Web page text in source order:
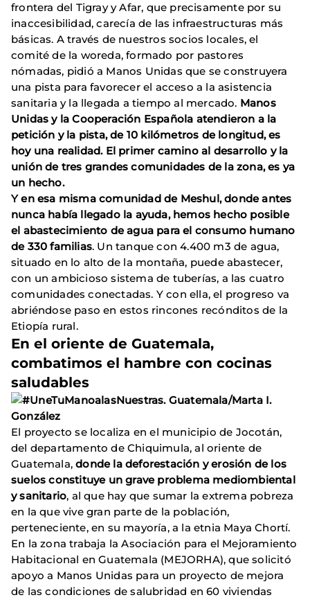
frontera del Tigray y Afar, que precisamente por su
inaccesibilidad, carecía de las infraestructuras más
básicas. A través de nuestros socios locales, el
comité de la woreda, formado por pastores
nómadas, pidió a Manos Unidas que se construyera
una pista para favorecer el acceso a la asistencia
sanitaria y la llegada a tiempo al mercado. Manos
Unidas y la Cooperación Española atendieron a la
petición y la pista, de 10 kilómetros de longitud, es
hoy una realidad. El primer camino al desarrollo y la
unión de tres grandes comunidades de la zona, es ya
un hecho.
Y en esa misma comunidad de Meshul, donde antes
nunca había llegado la ayuda, hemos hecho posible
el abastecimiento de agua para el consumo humano
de 330 familias. Un tanque con 4.400 m3 de agua,
situado en lo alto de la montaña, puede abastecer,
con un ambicioso sistema de tuberías, a las cuatro
comunidades conectadas. Y con ella, el progreso va
abriéndose paso en estos rincones recónditos de la
Etiopía rural.
En el oriente de Guatemala,
combatimos el hambre con cocinas
saludables
El proyecto se localiza en el municipio de Jocotán,
del departamento de Chiquimula, al oriente de
Guatemala,donde la deforestación y erosión de los
suelos constituye un grave problema mediombiental
y sanitario, al que hay que sumar la extrema pobreza
en la que vive gran parte de la población,
perteneciente, en su mayoría, a la etnia Maya Chortí.
En la zona trabaja la Asociación para el Mejoramiento
Habitacional en Guatemala (MEJORHA), que solicitó
apoyo a Manos Unidas para un proyecto de mejora
de las condiciones de salubridad en 60 viviendas